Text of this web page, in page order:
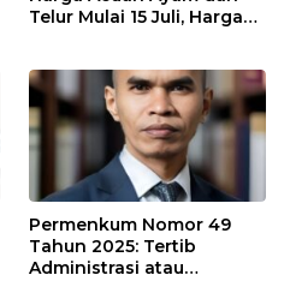
Telur Mulai 15 Juli, Harga
Mahal?
Permenkum Nomor 49
Tahun 2025: Tertib
Administrasi atau